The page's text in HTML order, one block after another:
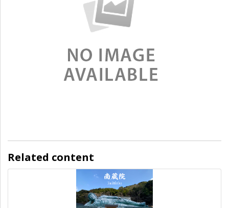
Related content